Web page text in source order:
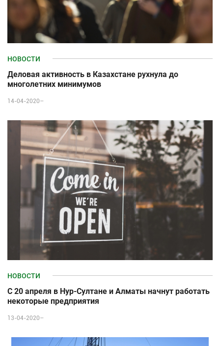
НОВОСТИ
Деловая активность в Казахстане рухнула до
многолетних минимумов
14-04-2020–
НОВОСТИ
С 20 апреля в Нур-Султане и Алматы начнут работать
некоторые предприятия
13-04-2020–